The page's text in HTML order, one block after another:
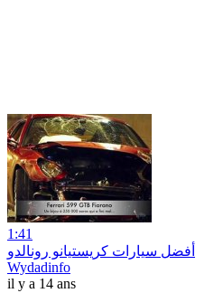
1:41
أفضل سيارات كريستيانو رونالدو
Wydadinfo
il y a 14 ans